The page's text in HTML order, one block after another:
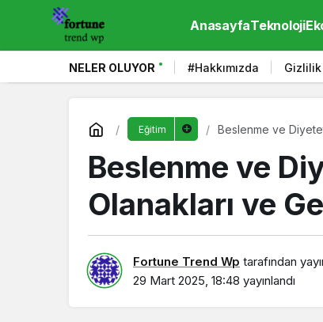
AnasayfaTeknoloji
NELER OLUYOR #Hakkımızda Gizlilik
Eğitim Beslenme ve
Beslenme ve
Olanakları ve
Fortune Trend Wp tarafından
29 Mart 2025, 18:48 yayınlandı